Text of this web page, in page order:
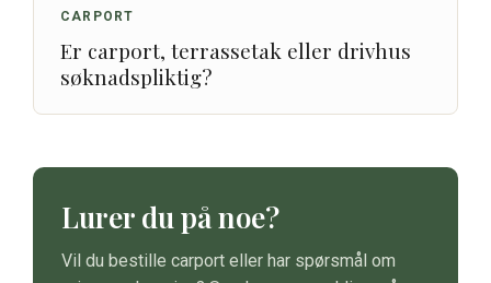
CARPORT
Er carport, terrassetak eller drivhus
søknadspliktig?
Lurer du på noe?
Vil du bestille carport eller har spørsmål om